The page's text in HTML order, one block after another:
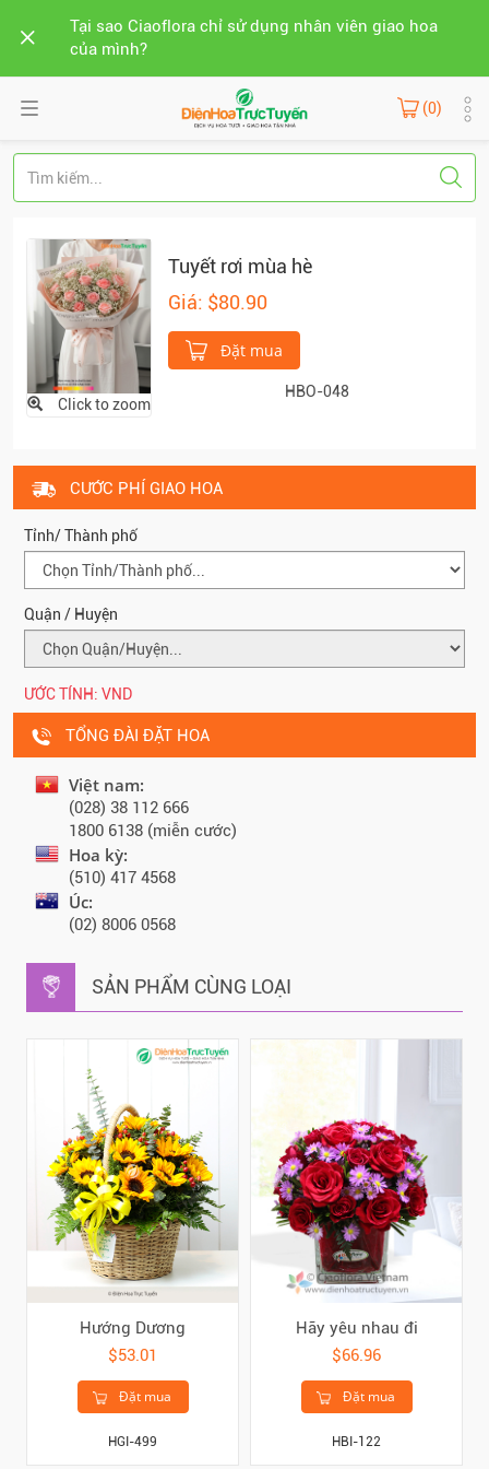
Tại sao Ciaoflora chỉ sử dụng nhân viên giao hoa
của mình?
(0)
Click to zoom
Tuyết rơi mùa hè
Giá: $80.90
Đặt mua
HBO-048
CƯỚC PHÍ GIAO HOA
Tỉnh/ Thành phố
Quận / Huyện
ƯỚC TÍNH: VND
TỔNG ĐÀI ĐẶT HOA
Việt nam:
(028) 38 112 666
1800 6138 (miễn cước)
Hoa kỳ:
(510) 417 4568
Úc:
(02) 8006 0568
SẢN PHẨM CÙNG LOẠI
Hướng Dương
$53.01
Đặt mua
HGI-499
Hãy yêu nhau đi
$66.96
Đặt mua
HBI-122